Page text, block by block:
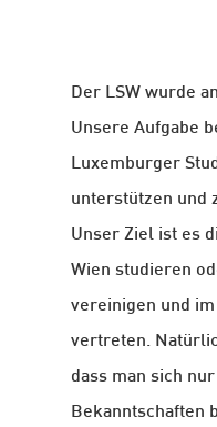
Der LSW wurde
Unsere Aufgabe
Luxemburger
unterstützen und
Unser Ziel ist es
Wien studieren
vereinigen und
vertreten.
dass man sich
Bekanntschaften